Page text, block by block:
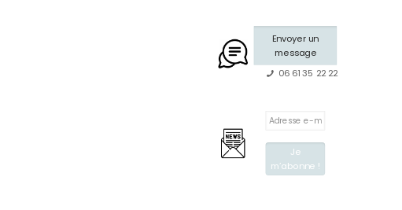
Envoyer un
message
06 61 35 22 22